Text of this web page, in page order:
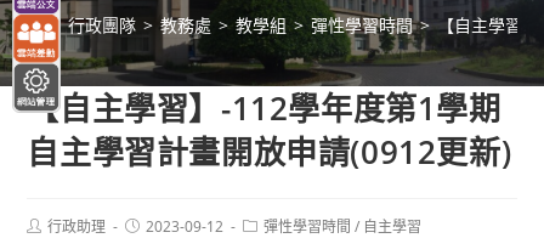
> 行政團隊 > 教務處 > 教學組 > 彈性學習時間 > 【自主學習
【自主學習】-112學年度第1學期
自主學習計畫開放申請(0912更新)
Post行政助理
Post2023-09-12
Post彈性學習時間 / 自主學習